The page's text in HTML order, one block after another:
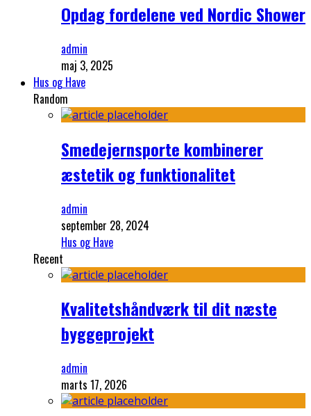
Opdag fordelene ved Nordic Shower
admin
maj 3, 2025
Hus og Have
Random
Smedejernsporte kombinerer
æstetik og funktionalitet
admin
september 28, 2024
Hus og Have
Recent
Kvalitetshåndværk til dit næste
byggeprojekt
admin
marts 17, 2026